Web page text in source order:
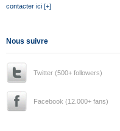
contacter ici [+]
Nous suivre
Twitter (500+ followers)
Facebook (12.000+ fans)